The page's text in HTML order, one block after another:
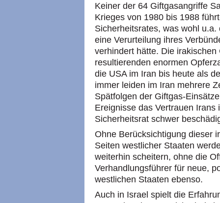
Keiner der 64 Giftgasangriffe
Krieges von 1980 bis 1988
Sicherheitsrates, was wohl
eine Verurteilung ihres
verhindert hätte. Die
resultierenden enormen
die USA im Iran bis heute als
immer leiden im Iran mehrere
Spätfolgen der Giftgas-
Ereignisse das Vertrauen
Sicherheitsrat schwer
Ohne Berücksichtigung dieser
Seiten westlicher Staaten
weiterhin scheitern, ohne die
Verhandlungsführer für neue,
westlichen Staaten ebenso.
Auch in Israel spielt die